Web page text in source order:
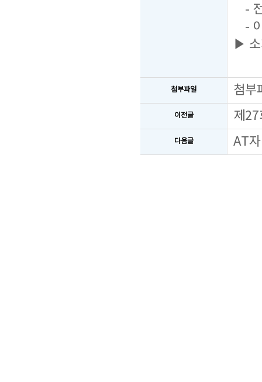
-
-
▶ 소
첨부파일 첨부
이전글 제27
다음글 AT